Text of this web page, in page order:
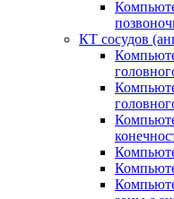
КТ сосудов